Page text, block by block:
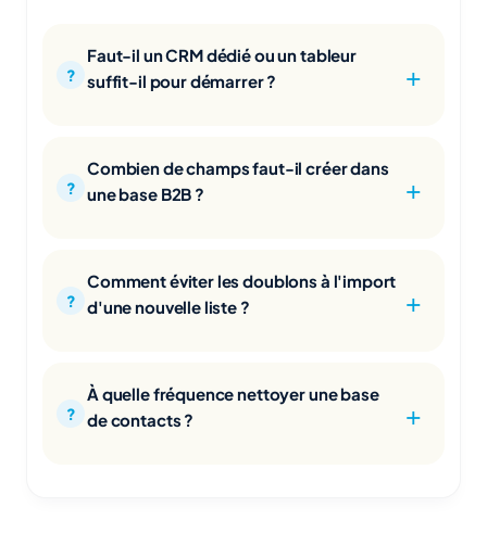
Faut-il un CRM dédié ou un tableur
suffit-il pour démarrer ?
Combien de champs faut-il créer dans
une base B2B ?
Comment éviter les doublons à l'import
d'une nouvelle liste ?
À quelle fréquence nettoyer une base
de contacts ?